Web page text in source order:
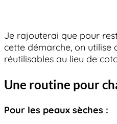
Je rajouterai que pour
cette démarche, on utilise
réutilisables au lieu de
Une routine pour
Pour les peaux sèches :